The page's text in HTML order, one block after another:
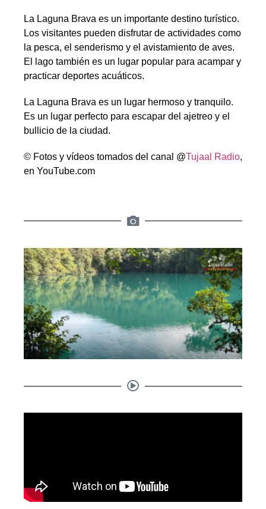
La Laguna Brava es un importante destino turístico.
Los visitantes pueden disfrutar de actividades como
la pesca, el senderismo y el avistamiento de aves.
El lago también es un lugar popular para acampar y
practicar deportes acuáticos.
La Laguna Brava es un lugar hermoso y tranquilo.
Es un lugar perfecto para escapar del ajetreo y el
bullicio de la ciudad.
© Fotos y vídeos tomados del canal @Tujaal Radio,
en YouTube.com